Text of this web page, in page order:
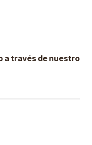
a través de nuestro